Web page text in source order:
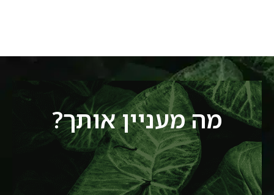
מה מעניין אותך?